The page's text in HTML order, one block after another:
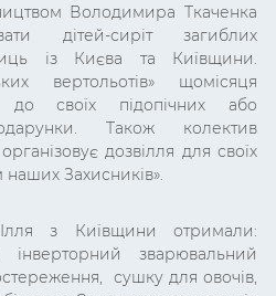
Володимира Ткаченка
дітей-сиріт загиблих
із Києва та Київщини.
вертольотів» щомісяця
до своїх підопічних або
Також колектив
дозвілля для своїх
наших Захисників».
з Київщини отримали:
зварювальний
сушку для овочів,